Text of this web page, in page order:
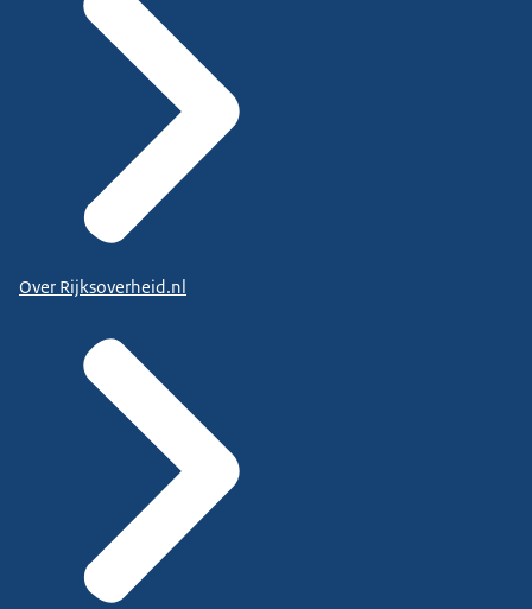
Over Rijksoverheid.nl